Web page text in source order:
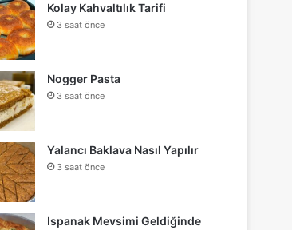
Kolay Kahvaltılık Tarifi
3 saat önce
Nogger Pasta
3 saat önce
Yalancı Baklava Nasıl Yapılır
3 saat önce
Ispanak Mevsimi Geldiğinde